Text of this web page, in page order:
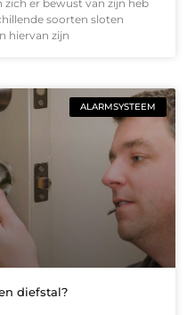
er bewust van zijn heb
soorten sloten
hiervan zijn
ALARMSYSTEEM
diefstal?